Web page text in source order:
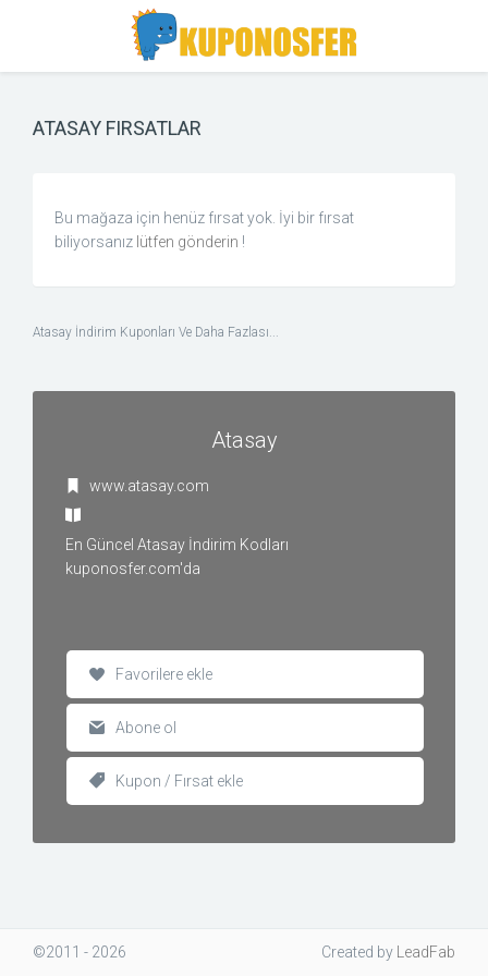
navigation
ATASAY FIRSATLAR
Bu mağaza için henüz fırsat yok. İyi bir fırsat
biliyorsanız lütfen gönderin !
Atasay İndirim Kuponları Ve Daha Fazlası...
Atasay
www.atasay.com
En Güncel Atasay İndirim Kodları
kuponosfer.com'da
Favorilere ekle
Abone ol
Kupon / Fırsat ekle
©2011 - 2026 Created by LeadFab